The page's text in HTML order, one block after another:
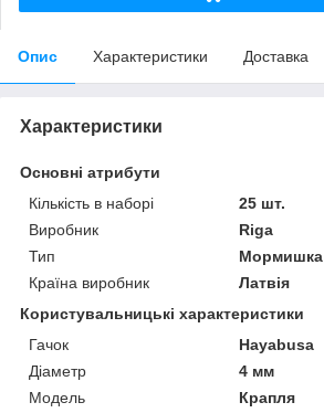
Опис Характеристики Доставка
Характеристики
Основні атрибути
Кількість в наборі
25 шт.
Виробник
Riga
Тип
Мормишка
Країна виробник
Латвія
Користувальницькі характеристики
Гачок
Hayabusa
Діаметр
4 мм
Модель
Крапля